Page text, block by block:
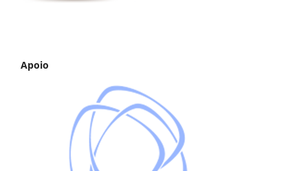
Apoio